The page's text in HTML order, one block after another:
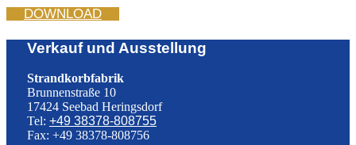
DOWNLOAD
Verkauf und Ausstellung
Strandkorbfabrik
Brunnenstraße 10
17424 Seebad Heringsdorf
Tel: +49 38378-808755
Fax: +49 38378-808756